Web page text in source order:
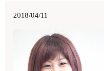
2018/04/11